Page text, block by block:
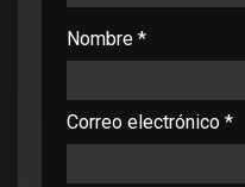
Nombre *
Correo electrónico *